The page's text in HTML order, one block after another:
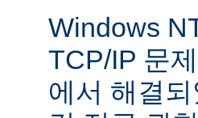
Windows
TCP/IP 문
에서 해결